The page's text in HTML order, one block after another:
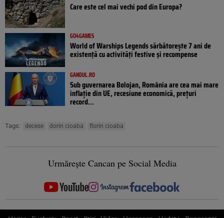
Care este cel mai vechi pod din Europa?
GO4GAMES
World of Warships Legends sărbătorește 7 ani de
existență cu activități festive și recompense
GANDUL.RO
Sub guvernarea Bolojan, România are cea mai mare
inflație din UE, recesiune economică, prețuri
record...
Tags: decese dorin cioaba florin cioaba
Urmărește Cancan pe Social Media